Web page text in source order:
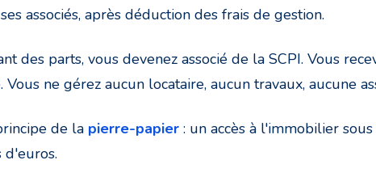
associés, après déduction des frais de gestion.
des parts, vous devenez associé de la SCPI. Vous
Vous ne gérez aucun locataire, aucun travaux, aucune
de la pierre-papier : un accès à l'immobilier
d'euros.